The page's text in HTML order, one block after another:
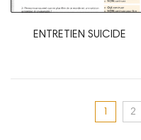
ENTRETIEN SUICIDE
1 2